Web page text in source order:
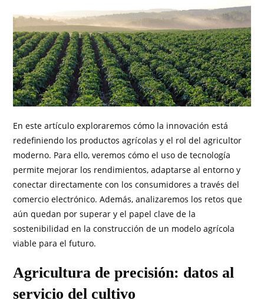
En este artículo exploraremos cómo la innovación está
redefiniendo los productos agrícolas y el rol del agricultor
moderno. Para ello, veremos cómo el uso de tecnología
permite mejorar los rendimientos, adaptarse al entorno y
conectar directamente con los consumidores a través del
comercio electrónico. Además, analizaremos los retos que
aún quedan por superar y el papel clave de la
sostenibilidad en la construcción de un modelo agrícola
viable para el futuro.
Agricultura de precisión: datos al
servicio del cultivo